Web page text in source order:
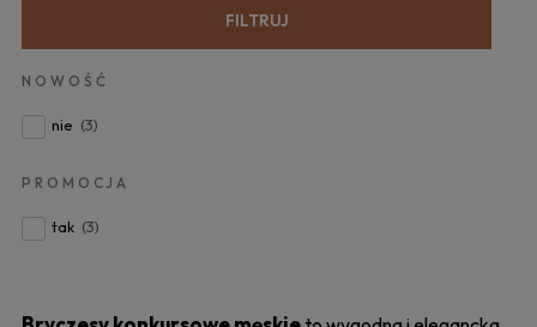
FILTRUJ
NOWOŚĆ
nie (3)
PROMOCJA
tak (3)